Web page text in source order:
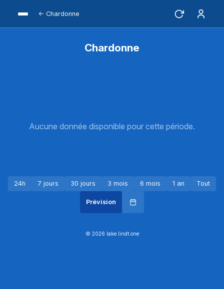
← Chardonne
Chardonne
Aucune donnée disponible pour cette période.
24h 7 jours 30 jours 3 mois 6 mois 1 an Tout
Prévision
© 2026 lake.lindt.one